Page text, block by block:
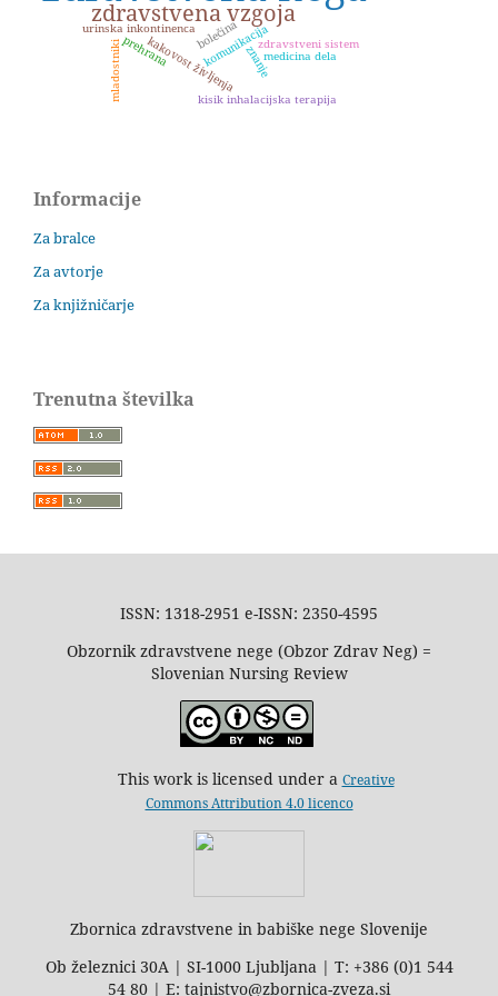
zdravstvena vzgoja
komunikacija
urinska inkontinenca
kakovost življenja znanjezdravstveni sistem
prehrana
mladostniki medicina dela
kisik inhalacijska terapija
bolečina
Informacije
Za bralce
Za avtorje
Za knjižničarje
Trenutna številka
ISSN: 1318-2951 e-ISSN: 2350-4595
Obzornik zdravstvene nege (Obzor Zdrav Neg) =
Slovenian Nursing Review
This work is licensed under a Creative
Commons Attribution 4.0 licenco
Zbornica zdravstvene in babiške nege Slovenije
Ob železnici 30A | SI-1000 Ljubljana | T: +386 (0)1 544
54 80 | E: tajnistvo@zbornica-zveza.si